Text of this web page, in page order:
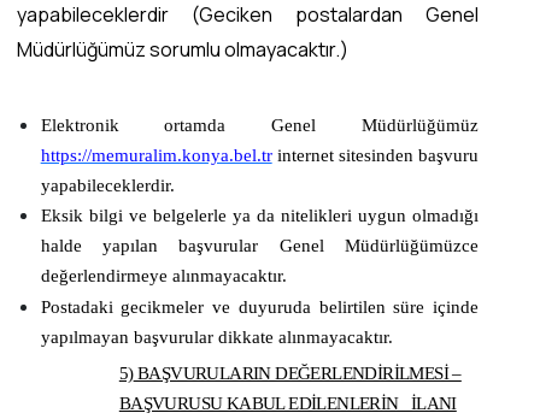
yapabileceklerdir (Geciken postalardan Genel
Müdürlüğümüz sorumlu olmayacaktır.)
Elektronik ortamda Genel Müdürlüğümüz
https://memuralim.konya.bel.tr internet sitesinden başvuru
yapabileceklerdir.
Eksik bilgi ve belgelerle ya da nitelikleri uygun olmadığı
halde yapılan başvurular Genel Müdürlüğümüzce
değerlendirmeye alınmayacaktır.
Postadaki gecikmeler ve duyuruda belirtilen süre içinde
yapılmayan başvurular dikkate alınmayacaktır.
5)BAŞVURULARIN DEĞERLENDİRİLMESİ –
BAŞVURUSU KABUL EDİLENLERİN İLANI